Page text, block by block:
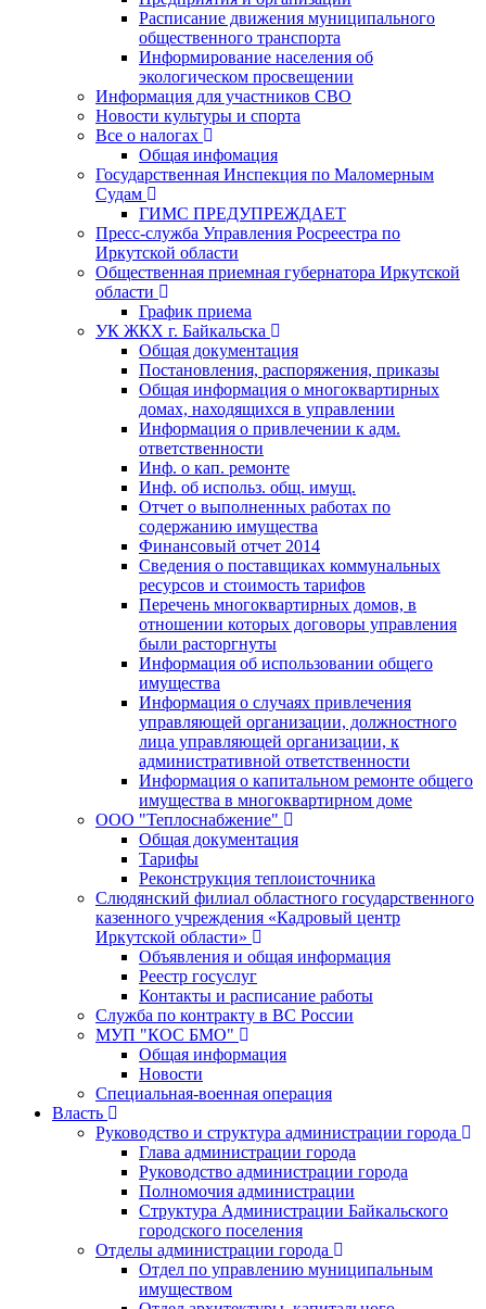
Расписание движения муниципального
общественного транспорта
Информирование населения об
экологическом просвещении
Информация для участников СВО
Новости культуры и спорта
Все о налогах
Общая инфомация
Государственная Инспекция по Маломерным
Судам
ГИМС ПРЕДУПРЕЖДАЕТ
Пресс-служба Управления Росреестра по
Иркутской области
Общественная приемная губернатора Иркутской
области
График приема
УК ЖКХ г. Байкальска
Общая документация
Постановления, распоряжения, приказы
Общая информация о многоквартирных
домах, находящихся в управлении
Информация о привлечении к адм.
ответственности
Инф. о кап. ремонте
Инф. об использ. общ. имущ.
Отчет о выполненных работах по
содержанию имущества
Финансовый отчет 2014
Сведения о поставщиках коммунальных
ресурсов и стоимость тарифов
Перечень многоквартирных домов, в
отношении которых договоры управления
были расторгнуты
Информация об использовании общего
имущества
Информация о случаях привлечения
управляющей организации, должностного
лица управляющей организации, к
административной ответственности
Информация о капитальном ремонте общего
имущества в многоквартирном доме
ООО "Теплоснабжение"
Общая документация
Тарифы
Реконструкция теплоисточника
Слюдянский филиал областного государственного
казенного учреждения «Кадровый центр
Иркутской области»
Объявления и общая информация
Реестр госуслуг
Контакты и расписание работы
Служба по контракту в ВС России
МУП "КОС БМО"
Общая информация
Новости
Специальная-военная операция
Власть
Руководство и структура администрации города
Глава администрации города
Руководство администрации города
Полномочия администрации
Структура Администрации Байкальского
городского поселения
Отделы администрации города
Отдел по управлению муниципальным
имуществом